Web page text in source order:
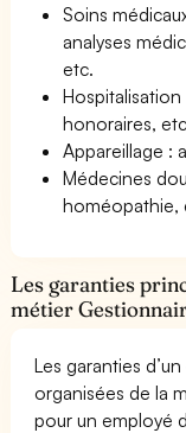
Soins
analyses
etc.
honoraires,
Appareillage :
Médecines
homéopathie,
Les garanties
métier
Les garanties
organisées de la
pour un employé